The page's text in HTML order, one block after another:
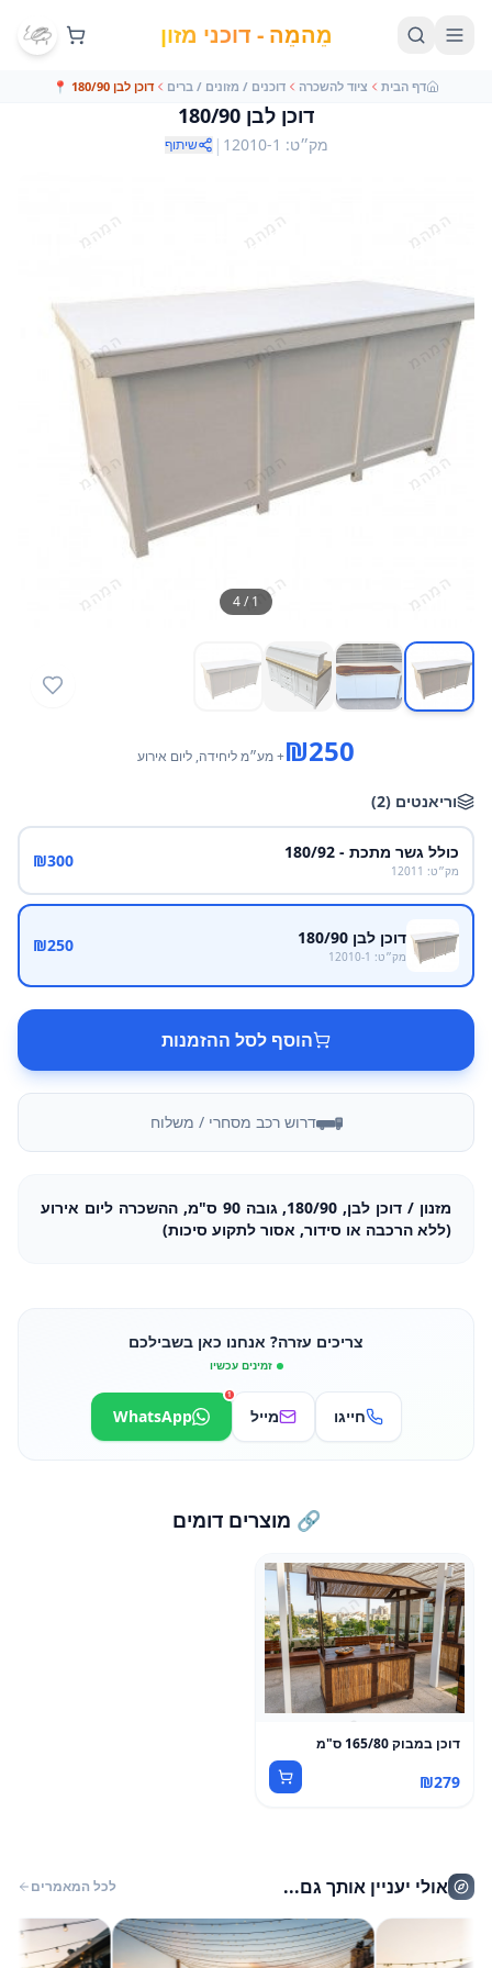
מֵהמֵה - דוכני מזון
דף הבית ציוד להשכרה דוכנים / מזונים / ברים דוכן לבן 180/90 📍
דוכן לבן 180/90
מק״ט:
12010-1
| שיתוף
1
/
4
₪250 + מע״מליחידה, ליום אירוע
וריאנטים (
2
)
כולל גשר מתכת - 180/92
מק״ט:
12011
₪300
דוכן לבן 180/90
מק״ט:
12010-1
₪250
הוסף לסל ההזמנות
דרוש רכב מסחרי / משלוח
מזנון / דוכן לבן, 180/90, גובה 90 ס"מ, ההשכרה ליום אירוע
(ללא הרכבה או סידור, אסור לתקוע סיכות)
צריכים עזרה? אנחנו כאן בשבילכם
זמינים עכשיו
חייגו מייל WhatsApp
1
🔗 מוצרים דומים
דוכן במבוק 165/80 ס"מ
₪279
אולי יעניין אותך גם... לכל המאמרים